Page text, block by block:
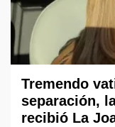
Tremendo
separación,
recibió La